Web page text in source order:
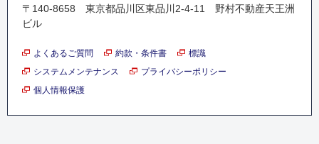
〒140-8658 東京都品川区東品川2-4-11 野村不動産天王洲
ビル
よくあるご質問 約款・条件書
標識
システムメンテナンス
プライバシーポリシー
個人情報保護